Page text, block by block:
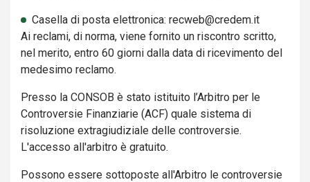
Casella di posta elettronica: recweb@credem.it
Ai reclami, di norma, viene fornito un riscontro scritto,
nel merito, entro 60 giorni dalla data di ricevimento del
medesimo reclamo.
Presso la CONSOB è stato istituito l’Arbitro per le
Controversie Finanziarie (ACF) quale sistema di
risoluzione extragiudiziale delle controversie.
L'accesso all'arbitro è gratuito.
Possono essere sottoposte all'Arbitro le controversie